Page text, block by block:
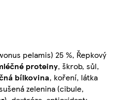
pelamis) 25 %, Řepkový
proteiny, škrob, sůl,
bílkovina, koření, látka
zelenina (cibule,